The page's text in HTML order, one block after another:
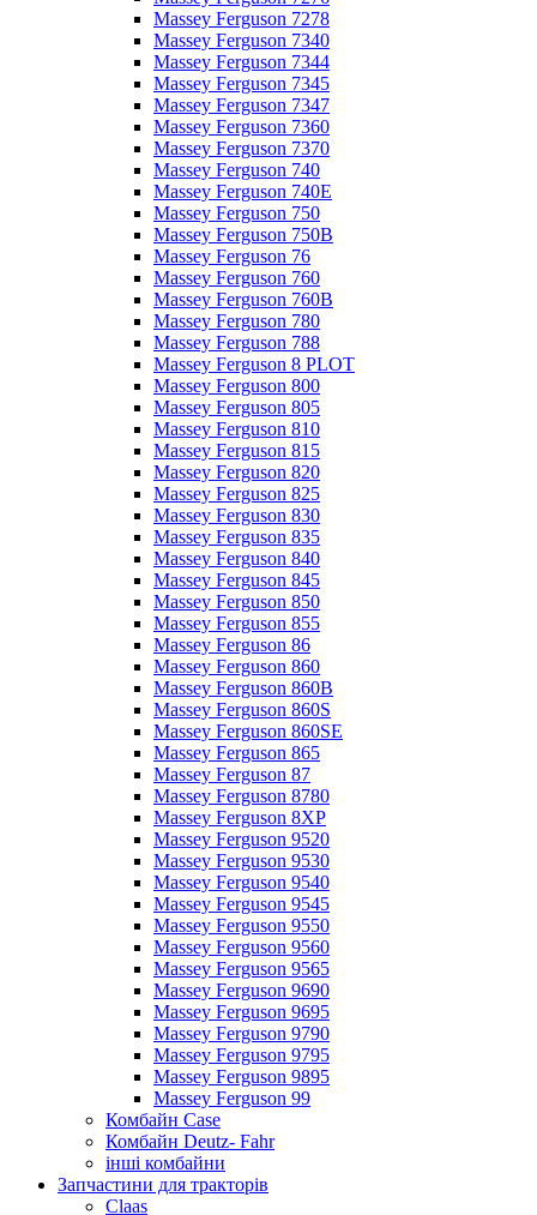
Massey Ferguson 7278
Massey Ferguson 7340
Massey Ferguson 7344
Massey Ferguson 7345
Massey Ferguson 7347
Massey Ferguson 7360
Massey Ferguson 7370
Massey Ferguson 740
Massey Ferguson 740E
Massey Ferguson 750
Massey Ferguson 750B
Massey Ferguson 76
Massey Ferguson 760
Massey Ferguson 760B
Massey Ferguson 780
Massey Ferguson 788
Massey Ferguson 8 PLOT
Massey Ferguson 800
Massey Ferguson 805
Massey Ferguson 810
Massey Ferguson 815
Massey Ferguson 820
Massey Ferguson 825
Massey Ferguson 830
Massey Ferguson 835
Massey Ferguson 840
Massey Ferguson 845
Massey Ferguson 850
Massey Ferguson 855
Massey Ferguson 86
Massey Ferguson 860
Massey Ferguson 860B
Massey Ferguson 860S
Massey Ferguson 860SE
Massey Ferguson 865
Massey Ferguson 87
Massey Ferguson 8780
Massey Ferguson 8XP
Massey Ferguson 9520
Massey Ferguson 9530
Massey Ferguson 9540
Massey Ferguson 9545
Massey Ferguson 9550
Massey Ferguson 9560
Massey Ferguson 9565
Massey Ferguson 9690
Massey Ferguson 9695
Massey Ferguson 9790
Massey Ferguson 9795
Massey Ferguson 9895
Massey Ferguson 99
Комбайн Case
Комбайн Deutz- Fahr
інші комбайни
Запчастини для тракторів
Claas